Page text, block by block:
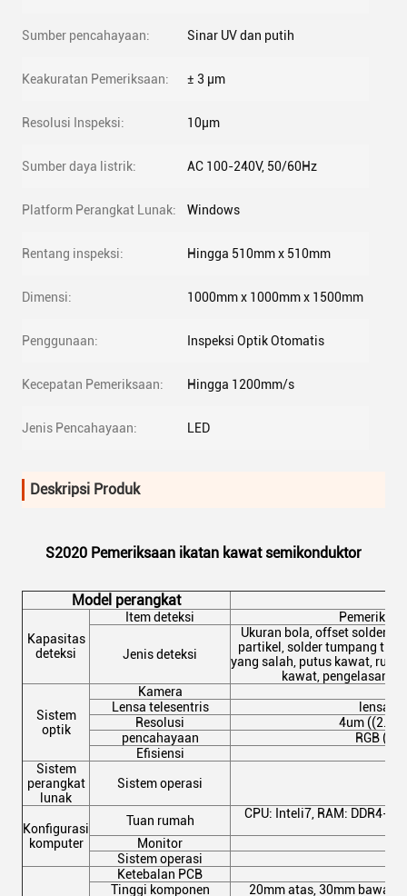
Sumber pencahayaan: Sinar UV dan putih
Keakuratan Pemeriksaan: ± 3 μm
Resolusi Inspeksi: 10μm
Sumber daya listrik: AC 100-240V, 50/60Hz
Platform Perangkat Lunak: Windows
Rentang inspeksi: Hingga 510mm x 510mm
Dimensi: 1000mm x 1000mm x 1500mm
Penggunaan: Inspeksi Optik Otomatis
Kecepatan Pemeriksaan: Hingga 1200mm/s
Jenis Pencahayaan: LED
Deskripsi Produk
S2020 Pemeriksaan ikatan kawat semikonduktor
Model perangkat
Kapasitas
deteksi
Item deteksi
Jenis deteksi
Ukuran bola, offset solder,
partikel, solder tumpang
yang salah, putus kawat,
kawat, pengelasan
Sistem
optik
Kamera
Lensa telesentris
lensa
Resolusi
4um
pencahayaan
RGB
Efisiensi
Sistem
perangkat
lunak
Sistem operasi
Konfigurasi
komputer
Tuan rumah
CPU: Inteli7, RAM: DDR4-
Monitor
Sistem operasi
Ketebalan PCB
Tinggi komponen
20mm atas, 30mm bawah